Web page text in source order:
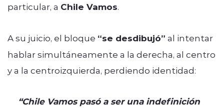
particular, a Chile Vamos.
A su juicio, el bloque “se desdibujó” al intentar
hablar simultáneamente a la derecha, al centro
y a la centroizquierda, perdiendo identidad:
“Chile Vamos pasó a ser una indefinición